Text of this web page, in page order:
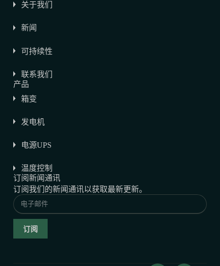
关于我们
新闻
可持续性
联系我们
产品
箱变
发电机
电源UPS
温度控制
订阅新闻通讯
订阅我们的新闻通讯以获取最新更新。
订阅